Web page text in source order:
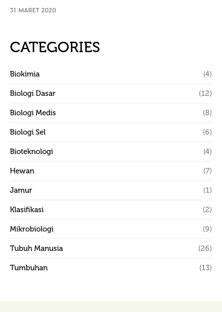
31 MARET 2020
CATEGORIES
Biokimia (4)
Biologi Dasar (12)
Biologi Medis (8)
Biologi Sel (6)
Bioteknologi (4)
Hewan (7)
Jamur (1)
Klasifikasi (2)
Mikrobiologi (9)
Tubuh Manusia (26)
Tumbuhan (13)